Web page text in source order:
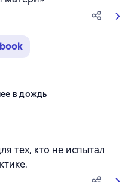
в дождь
4,6 на основе 167 оценок
тех, кто не испытал